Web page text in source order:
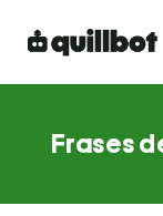
Frases